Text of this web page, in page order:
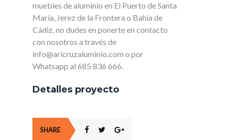
muebles de aluminio en El Puerto de Santa
María, Jerez de la Frontera o Bahía de
Cádiz, no dudes en ponerte en contacto
con nosotros a través de
info@aricruzaluminio.com o por
Whatsapp al 685 836 666.
Detalles proyecto
SHARE